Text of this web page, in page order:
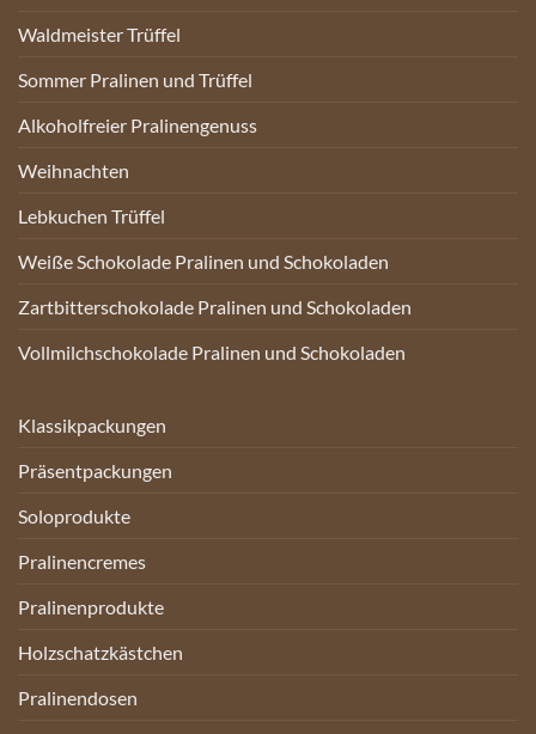
Waldmeister Trüffel
Sommer Pralinen und Trüffel
Alkoholfreier Pralinengenuss
Weihnachten
Lebkuchen Trüffel
Weiße Schokolade Pralinen und Schokoladen
Zartbitterschokolade Pralinen und Schokoladen
Vollmilchschokolade Pralinen und Schokoladen
Klassikpackungen
Präsentpackungen
Soloprodukte
Pralinencremes
Pralinenprodukte
Holzschatzkästchen
Pralinendosen